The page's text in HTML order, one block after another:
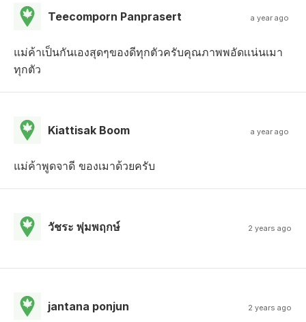
Teecomporn Panprasert a year ago
แม่ค้าเป็นกันเองสุดๆของดีทุกตัวครับคุณภาพพอัดเเน่นเมา
ทุกตัว
Kiattisak Boom a year ago
แม่ค้าพูดจาดี ของเมาด้วยครับ
วัชระ พุ่มพฤกษ์ 2 years ago
jantana ponjun 2 years ago